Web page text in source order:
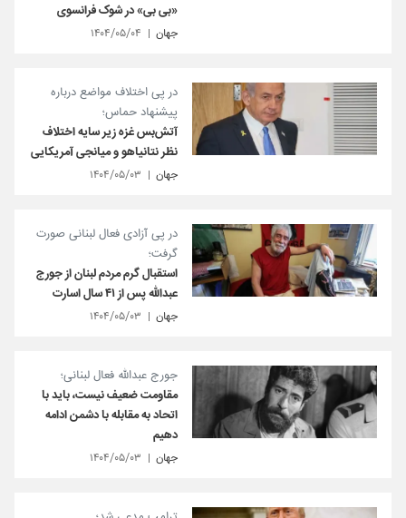
«بی بی» در شوک فرانسوی
جهان ۱۴۰۴/۰۵/۰۴
در پی اختلاف مواضع درباره
پیشنهاد حماس؛
آتش‌بس غزه زیر سایه اختلاف
نظر نتانیاهو و میانجی آمریکایی
جهان ۱۴۰۴/۰۵/۰۳
در پی آزادی فعال لبنانی صورت
گرفت؛
استقبال گرم مردم لبنان از جورج
عبدالله پس از ۴۱ سال اسارت
جهان ۱۴۰۴/۰۵/۰۳
جورج عبدالله فعال لبنانی؛
مقاومت ضعیف نیست، باید با
اتحاد به مقابله با دشمن ادامه
دهیم
جهان ۱۴۰۴/۰۵/۰۳